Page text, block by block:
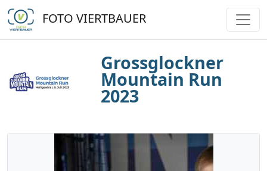
FOTO VIERTBAUER
Grossglockner
Mountain Run
2023